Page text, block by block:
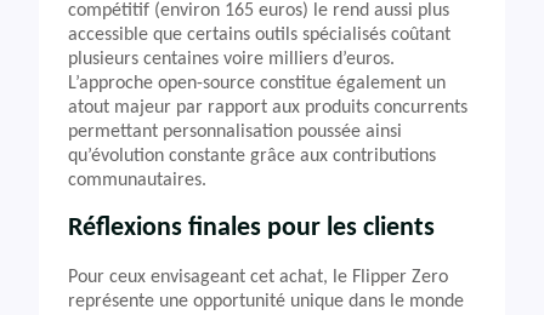
compétitif (environ 165 euros) le rend aussi plus
accessible que certains outils spécialisés coûtant
plusieurs centaines voire milliers d’euros.
L’approche open-source constitue également un
atout majeur par rapport aux produits concurrents
permettant personnalisation poussée ainsi
qu’évolution constante grâce aux contributions
communautaires.
Réflexions finales pour les clients
Pour ceux envisageant cet achat, le Flipper Zero
représente une opportunité unique dans le monde